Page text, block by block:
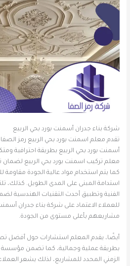
شركة بناء جدران أسمنت بورد بحي الربيع
تقدم معلم اسمنت بورد بحي الربيع رمز
أسمنت بورد بحي الربيع بطريقة احترافية
معلم تركيب اسمنت بورد بحي الربيع لضمان
كما يتم استخدام مواد عالية الجودة مقاومة
استدامة المبنى على المدى الطويل. كذلك،
الفنية وتطبيق أحدث التقنيات الهندسية
للعملاء الاعتماد على شركة بناء جدران
مشاريعهم بأعلى مستوى من الجودة.
أيضًا، يقدم المعلم استشارات حول أفضل
بطريقة عملية وجمالية، كما تضمن مؤسسة
الزمني المحدد للمشاريع، لذلك يشعر